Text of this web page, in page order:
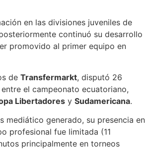
en las divisiones juveniles de
continuó su desarrollo
promovido al primer equipo en
de Transfermarkt, disputó 26
el campeonato ecuatoriano,
Libertadores y Sudamericana.
mediático generado, su presencia en
profesional fue limitada (11
principalmente en torneos